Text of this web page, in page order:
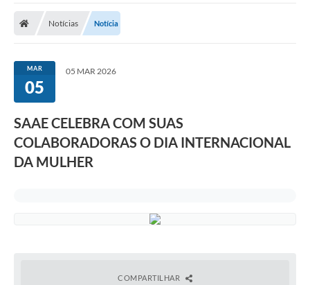
Ouvidoria
Legislação
Editais
Links Relacionados
Notícias Notícia
MAR
05
05 MAR 2026
SAAE CELEBRA COM SUAS
COLABORADORAS O DIA INTERNACIONAL
DA MULHER
COMPARTILHAR